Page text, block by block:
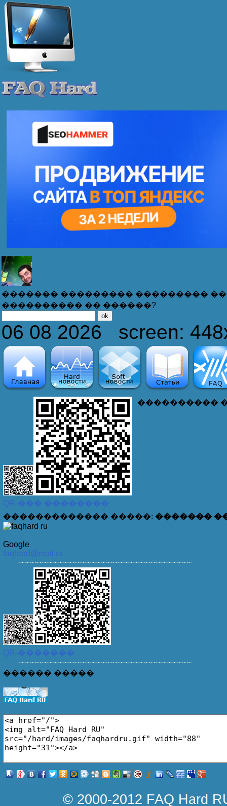
������� ��������� ���������
���������� �� ������?
� ���� ���� � ����.
Bo� ��� ����� ��� �� ������ ���
- ݅ ��������, � ������� �������� Windows?
- ������� ������� - ������� �
������ ��� ����� ��������
�������, � ������ ������ �����
���������, ��� ���������� �
� ���� �� �������ypy ���� ��py�
� ��������p� ��� ������ ����
����� ���, ��� �� ����� �
��� �����, ��� �������
06 08 2026 screen:
QR-��� ��������
����������
������������� �����: �������
Google
faqhard@mail.ru
QR-�������
������ �����
© 2000-2012 FAQ Hard